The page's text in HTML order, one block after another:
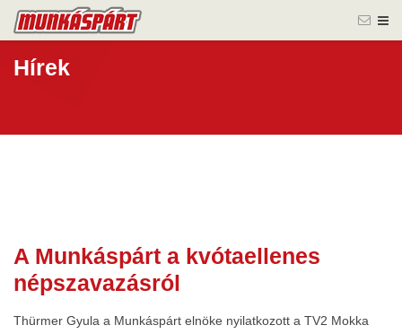
Hírek
09 szept.
2016
A Munkáspárt a kvótaellenes
népszavazásról
Thürmer Gyula a Munkáspárt elnöke nyilatkozott a TV2 Mokka